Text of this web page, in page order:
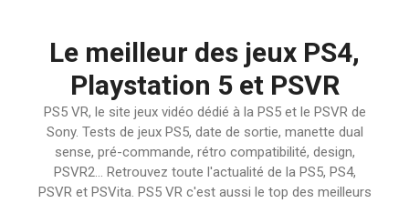
Le meilleur des jeux PS4,
Playstation 5 et PSVR
PS5 VR, le site jeux vidéo dédié à la PS5 et le PSVR de
Sony. Tests de jeux PS5, date de sortie, manette dual
sense, pré-commande, rétro compatibilité, design,
PSVR2… Retrouvez toute l'actualité de la PS5, PS4,
PSVR et PSVita. PS5 VR c'est aussi le top des meilleurs